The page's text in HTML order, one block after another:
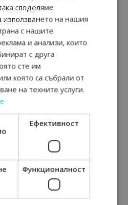
07/2026 11:22
картичка от…”: Пловдив, градът на
23/06/2026 10:00
картичка от…”: Перник – град на
културата и вдъхновяващите...
06/2026 09:01
споделяме
на нашия
с нашите
и анализи, които
с друга
сте им
която са събрали от
на техните услуги.
Ефективност
Функционалност